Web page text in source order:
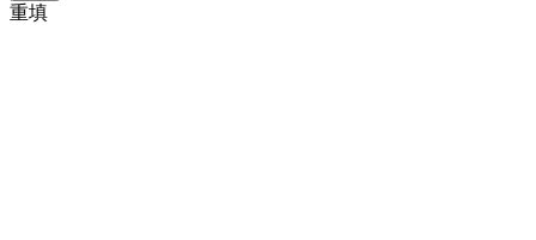
重填